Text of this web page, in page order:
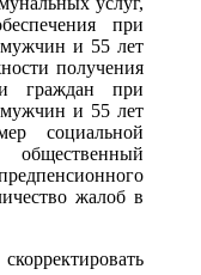
при
мужчин и 55 лет
получения
граждан при
мужчин и 55 лет
социальной
жалоб в